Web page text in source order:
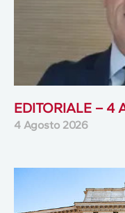
EDITORIALE – 4
4 Agosto 2026